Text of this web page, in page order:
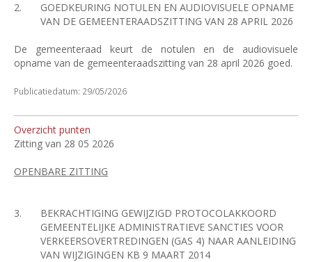
2.
GOEDKEURING NOTULEN EN AUDIOVISUELE OPNAME
VAN DE GEMEENTERAADSZITTING VAN 28 APRIL 2026
De gemeenteraad keurt de notulen en de audiovisuele
opname van de gemeenteraadszitting van 28 april 2026 goed.
Publicatiedatum: 29/05/2026
Overzicht punten
Zitting van 28 05 2026
OPENBARE ZITTING
3.
BEKRACHTIGING GEWIJZIGD PROTOCOLAKKOORD
GEMEENTELIJKE ADMINISTRATIEVE SANCTIES VOOR
VERKEERSOVERTREDINGEN (GAS 4) NAAR AANLEIDING
VAN WIJZIGINGEN KB 9 MAART 2014